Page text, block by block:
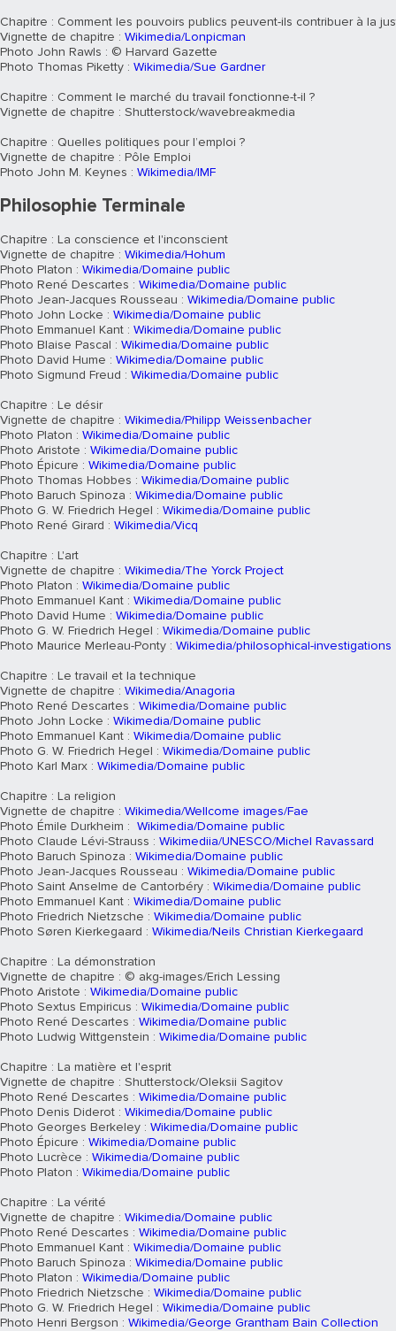
Chapitre : Comment les pouvoirs publics peuvent-ils contribuer à la
Vignette de chapitre : Wikimedia/Lonpicman
Photo John Rawls : © Harvard Gazette
Photo Thomas Piketty : Wikimedia/Sue Gardner
Chapitre : Comment le marché du travail fonctionne-t-il ?
Vignette de chapitre : Shutterstock/wavebreakmedia
Chapitre : Quelles politiques pour l’emploi ?
Vignette de chapitre : Pôle Emploi
Photo John M. Keynes : Wikimedia/IMF
Philosophie Terminale
Chapitre : La conscience et l'inconscient
Vignette de chapitre : Wikimedia/Hohum
Photo Platon : Wikimedia/Domaine public
Photo René Descartes : Wikimedia/Domaine public
Photo Jean-Jacques Rousseau : Wikimedia/Domaine public
Photo John Locke : Wikimedia/Domaine public
Photo Emmanuel Kant : Wikimedia/Domaine public
Photo Blaise Pascal : Wikimedia/Domaine public
Photo David Hume : Wikimedia/Domaine public
Photo Sigmund Freud : Wikimedia/Domaine public
Chapitre : Le désir
Vignette de chapitre : Wikimedia/Philipp Weissenbacher
Photo Platon : Wikimedia/Domaine public
Photo Aristote : Wikimedia/Domaine public
Photo Épicure : Wikimedia/Domaine public
Photo Thomas Hobbes : Wikimedia/Domaine public
Photo Baruch Spinoza : Wikimedia/Domaine public
Photo G. W. Friedrich Hegel : Wikimedia/Domaine public
Photo René Girard : Wikimedia/Vicq
Chapitre : L'art
Vignette de chapitre : Wikimedia/The Yorck Project
Photo Platon : Wikimedia/Domaine public
Photo Emmanuel Kant : Wikimedia/Domaine public
Photo David Hume : Wikimedia/Domaine public
Photo G. W. Friedrich Hegel : Wikimedia/Domaine public
Photo Maurice Merleau-Ponty : Wikimedia/philosophical-investigations
Chapitre : Le travail et la technique
Vignette de chapitre : Wikimedia/Anagoria
Photo René Descartes : Wikimedia/Domaine public
Photo John Locke : Wikimedia/Domaine public
Photo Emmanuel Kant : Wikimedia/Domaine public
Photo G. W. Friedrich Hegel : Wikimedia/Domaine public
Photo Karl Marx : Wikimedia/Domaine public
Chapitre : La religion
Vignette de chapitre : Wikimedia/Wellcome images/Fae
Photo Émile Durkheim : Wikimedia/Domaine public
Photo Claude Lévi-Strauss : Wikimediia/UNESCO/Michel Ravassard
Photo Baruch Spinoza : Wikimedia/Domaine public
Photo Jean-Jacques Rousseau : Wikimedia/Domaine public
Photo Saint Anselme de Cantorbéry : Wikimedia/Domaine public
Photo Emmanuel Kant : Wikimedia/Domaine public
Photo Friedrich Nietzsche : Wikimedia/Domaine public
Photo Søren Kierkegaard : Wikimedia/Neils Christian Kierkegaard
Chapitre : La démonstration
Vignette de chapitre : © akg-images/Erich Lessing
Photo Aristote : Wikimedia/Domaine public
Photo Sextus Empiricus : Wikimedia/Domaine public
Photo René Descartes : Wikimedia/Domaine public
Photo Ludwig Wittgenstein : Wikimedia/Domaine public
Chapitre : La matière et l'esprit
Vignette de chapitre : Shutterstock/Oleksii Sagitov
Photo René Descartes : Wikimedia/Domaine public
Photo Denis Diderot : Wikimedia/Domaine public
Photo Georges Berkeley : Wikimedia/Domaine public
Photo Épicure : Wikimedia/Domaine public
Photo Lucrèce : Wikimedia/Domaine public
Photo Platon : Wikimedia/Domaine public
Chapitre : La vérité
Vignette de chapitre : Wikimedia/Domaine public
Photo René Descartes : Wikimedia/Domaine public
Photo Emmanuel Kant : Wikimedia/Domaine public
Photo Baruch Spinoza : Wikimedia/Domaine public
Photo Platon : Wikimedia/Domaine public
Photo Friedrich Nietzsche : Wikimedia/Domaine public
Photo G. W. Friedrich Hegel : Wikimedia/Domaine public
Photo Henri Bergson : Wikimedia/George Grantham Bain Collection